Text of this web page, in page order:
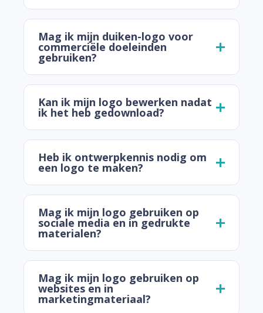
Mag ik mijn duiken-logo voor
commerciële doeleinden
gebruiken?
Kan ik mijn logo bewerken nadat
ik het heb gedownload?
Heb ik ontwerpkennis nodig om
een logo te maken?
Mag ik mijn logo gebruiken op
sociale media en in gedrukte
materialen?
Mag ik mijn logo gebruiken op
websites en in
marketingmateriaal?